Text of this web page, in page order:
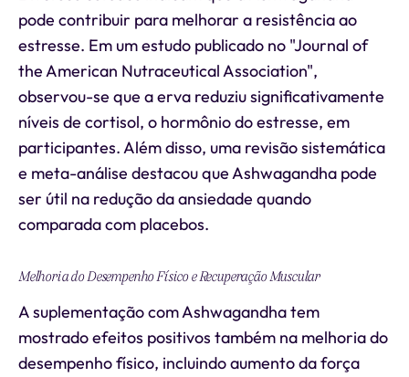
pode contribuir para melhorar a resistência ao
estresse. Em um estudo publicado no "Journal of
the American Nutraceutical Association",
observou-se que a erva reduziu significativamente
níveis de cortisol, o hormônio do estresse, em
participantes. Além disso, uma revisão sistemática
e meta-análise destacou que Ashwagandha pode
ser útil na redução da ansiedade quando
comparada com placebos.
Melhoria do Desempenho Físico e Recuperação Muscular
A suplementação com Ashwagandha tem
mostrado efeitos positivos também na melhoria do
desempenho físico, incluindo aumento da força